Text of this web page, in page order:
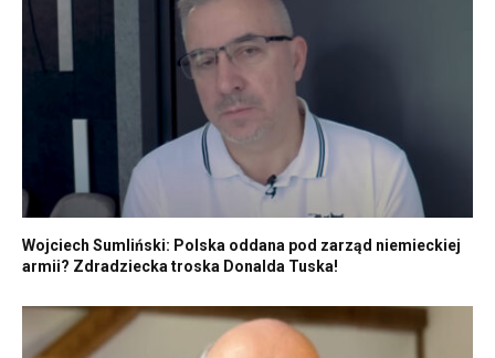
Wojciech Sumliński: Polska oddana pod zarząd niemieckiej
armii? Zdradziecka troska Donalda Tuska!